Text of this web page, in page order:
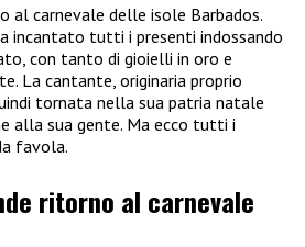
al carnevale delle isole Barbados.
incantato tutti i presenti indossando
con tanto di gioielli in oro e
La cantante, originaria proprio
tornata nella sua patria natale
alla sua gente. Ma ecco tutti i
favola.
ritorno al carnevale